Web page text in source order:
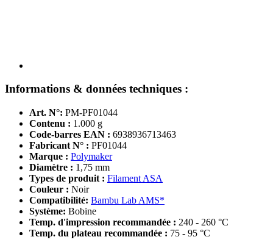
Informations & données techniques :
Art. N°: PM-PF01044
Contenu : 1.000 g
Code-barres EAN : 6938936713463
Fabricant N° : PF01044
Marque : Polymaker
Diamètre : 1,75 mm
Types de produit : Filament ASA
Couleur : Noir
Compatibilité: Bambu Lab AMS*
Système: Bobine
Temp. d'impression recommandée : 240 - 260 °C
Temp. du plateau recommandée : 75 - 95 °C